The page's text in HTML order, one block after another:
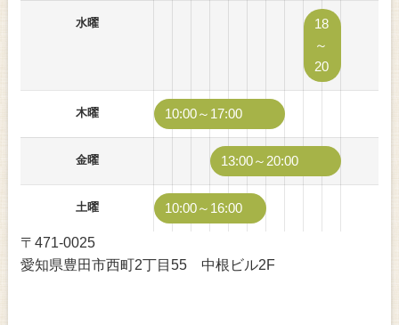
水曜
18
～
20
木曜 10:00～17:00
金曜 13:00～20:00
土曜 10:00～16:00
〒471-0025
愛知県豊田市西町2丁目55 中根ビル2F